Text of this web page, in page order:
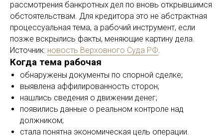
рассмотрения банкротных дел по вновь открывшимся
обстоятельствам. Для кредитора это не абстрактная
процессуальная тема, а рабочий инструмент, если
позже вскрылись факты, меняющие картину дела.
Источник: новость Верховного Суда РФ.
Когда тема рабочая
обнаружены документы по спорной сделке;
выявлена аффилированность сторон;
нашлись сведения о движении денег;
появились данные о реальном контроле над
должником;
стала понятна экономическая цель операции.